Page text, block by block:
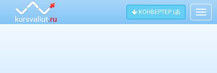
КОНВЕРТЕР ЦБ